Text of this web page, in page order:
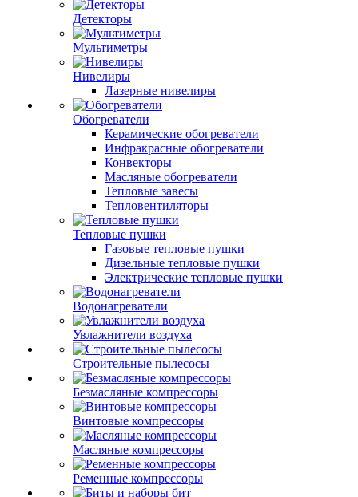
Детекторы
Мультиметры
Нивелиры
Лазерные нивелиры
Обогреватели
Керамические обогреватели
Инфракрасные обогреватели
Конвекторы
Масляные обогреватели
Тепловые завесы
Тепловентиляторы
Тепловые пушки
Газовые тепловые пушки
Дизельные тепловые пушки
Электрические тепловые пушки
Водонагреватели
Увлажнители воздуха
Строительные пылесосы
Безмасляные компрессоры
Винтовые компрессоры
Масляные компрессоры
Ременные компрессоры